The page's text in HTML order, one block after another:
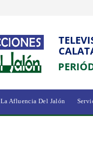
La Afluencia Del Jalón